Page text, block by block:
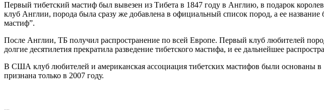
Первый тибетский мастиф был вывезен из Тибета в 1847 году в Англию, в подарок
клуб Англии, порода была сразу же добавлена в официальный список пород, а ее
мастиф”.
После Англии, ТБ получил распространение по всей Европе. Первый клуб любителей
долгие десятилетия прекратила разведение тибетского мастифа, и ее дальнейшее
В США клуб любителей и американская ассоциация тибетских мастифов были основаны
признана только в 2007 году.